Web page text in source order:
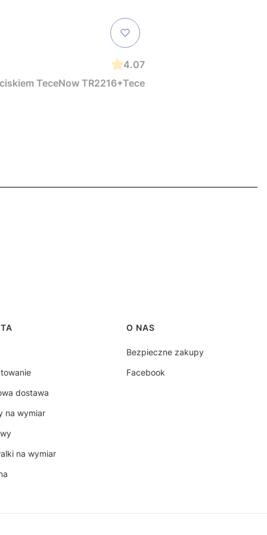
4.07
TeceNow TR2216+Tece
dostawa
na wymiar
na wymiar
O NAS
Bezpieczne zakupy
Facebook